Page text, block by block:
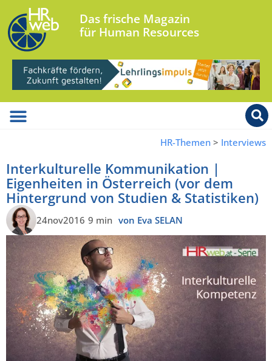
Das frische Magazin
für Human Resources
HR-Themen > Interviews
Interkulturelle Kommunikation |
Eigenheiten in Österreich (vor dem
Hintergrund von Studien & Statistiken)
24nov2016 9 min von Eva SELAN